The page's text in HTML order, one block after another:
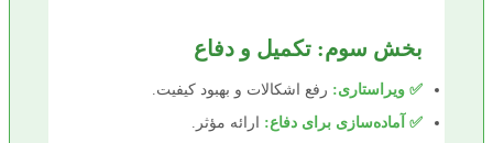
بخش سوم: تکمیل و دفاع
✅ ویراستاری: رفع اشکالات و بهبود کیفیت.
✅ آماده‌سازی برای دفاع: ارائه مؤثر.